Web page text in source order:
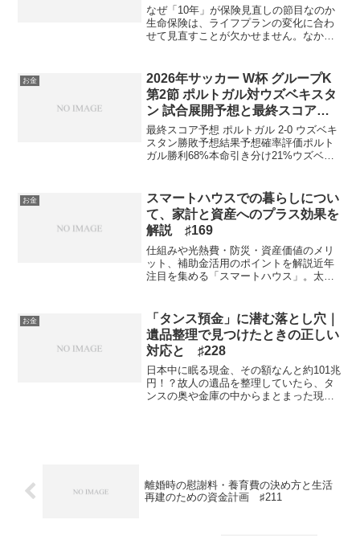
なぜ「10年」が保険見直しの節目なのか
生命保険は、ライフプランの変化に合わ
せて見直すことが欠かせません。なかで
日本は経済も制度も大きく揺れ動いた時
代でした。社会の流...
お金
2026年サッカー W杯 グループK
第2節 ポルトガル対ウズベキスタ
ン 試合展開予想と最終スコアに
ついてAI予想しました 番外編
♯22
最終スコア予想 ポルトガル 2-0 ウズベキ
スタン勝敗予想結果予想確率評価ポルト
ガル勝利68%本命引き分け21%ウズベキ
ル勝利です。第1節でDRコンゴ相手に1-1
だっ...
お金
スマートハウスでの暮らしについ
て、家計と資産へのプラス効果を
解説 ♯169
仕組みや光熱費・防災・資産価値のメリ
ット、補助金活用のポイントを解説近年
注目を集める「スマートハウス」。太陽
の住まいです。「気になるけれど費用が
心配」という方も多いは...
お金
「タンス預金」に潜む落とし穴｜
遺品整理で見つけたときの正しい
対応と ♯228
日本中に眠る現金、その額なんと約101兆
円！？故人の遺品を整理していたら、タ
ンスの奥や金庫の中からまとまった現金
離婚時の慰謝料・養育費の決め方と生活
再建のための資金計画 ♯211